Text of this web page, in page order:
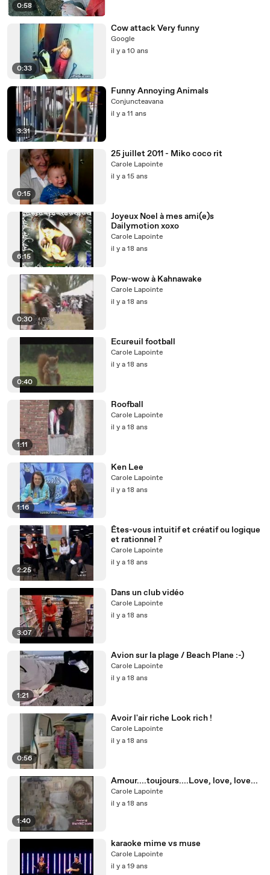
0:58
0:33
Cow attack Very funny
Google
il y a 10 ans
3:31
Funny Annoying Animals
Conjuncteavana
il y a 11 ans
0:15
25 juillet 2011 - Miko coco rit
Carole Lapointe
il y a 15 ans
6:15
Joyeux Noel à mes ami(e)s
Dailymotion xoxo
Carole Lapointe
il y a 18 ans
0:30
Pow-wow à Kahnawake
Carole Lapointe
il y a 18 ans
0:40
Ecureuil football
Carole Lapointe
il y a 18 ans
1:11
Roofball
Carole Lapointe
il y a 18 ans
1:16
Ken Lee
Carole Lapointe
il y a 18 ans
2:25
Êtes-vous intuitif et créatif ou logique
et rationnel ?
Carole Lapointe
il y a 18 ans
3:07
Dans un club vidéo
Carole Lapointe
il y a 18 ans
1:21
Avion sur la plage / Beach Plane :-)
Carole Lapointe
il y a 18 ans
0:56
Avoir l'air riche Look rich !
Carole Lapointe
il y a 18 ans
1:40
Amour....toujours....Love, love, love...
Carole Lapointe
il y a 18 ans
karaoke mime vs muse
Carole Lapointe
il y a 19 ans